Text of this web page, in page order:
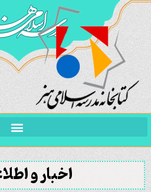
اخبار و